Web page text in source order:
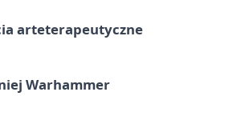
arteterapeutyczne
Warhammer